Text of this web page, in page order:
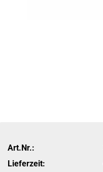
Art.Nr.:
Lieferzeit: